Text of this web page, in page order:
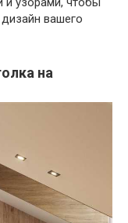
вашего
на